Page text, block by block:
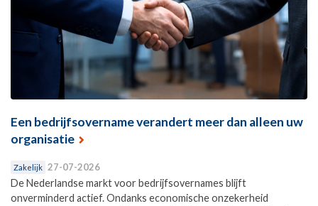
Een bedrijfsovername verandert meer dan alleen uw
organisatie
Zakelijk 27-07-2026
De Nederlandse markt voor bedrijfsovernames blijft
onverminderd actief. Ondanks economische onzekerheid